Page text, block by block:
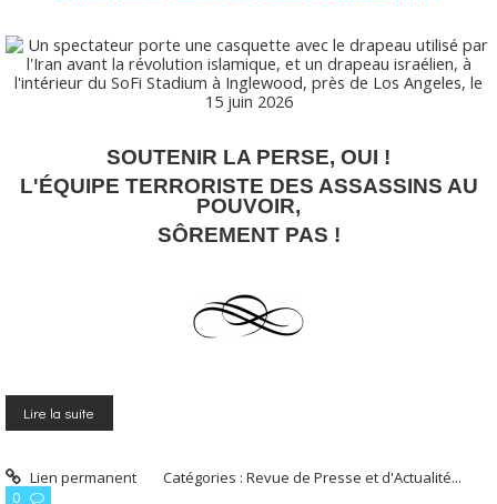
SOUTENIR LA PERSE, OUI !
L'ÉQUIPE TERRORISTE DES ASSASSINS AU
POUVOIR,
SÔREMENT PAS !
Lire la suite
Lien permanent Catégories :Revue de Presse et d'Actualité...
0